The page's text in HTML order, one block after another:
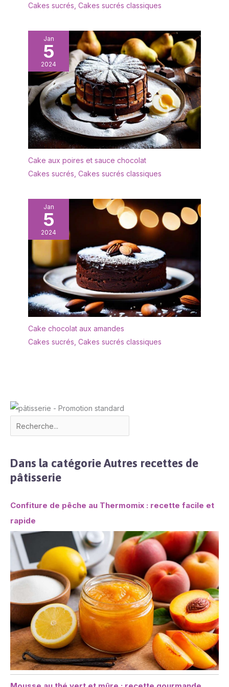
Cakes sucrés Cakes sucrés classiques
Jan
5
2024
Cake aux poires et sauce chocolat
Cakes sucrés Cakes sucrés classiques
Jan
5
2024
Cake chocolat aux amandes
Cakes sucrés Cakes sucrés classiques
Dans la catégorie Autres recettes de
pâtisserie
Confiture de pêche au Thermomix : recette facile et
rapide